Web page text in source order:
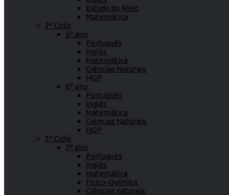
Estudo do Meio
Matemática
2º Ciclo
5º ano
Português
Inglês
Matemática
Ciências Naturais
HGP
6º ano
Português
Inglês
Matemática
Ciências Naturais
HGP
3º Ciclo
7º ano
Português
Inglês
Matemática
Físico-Química
Ciências naturais